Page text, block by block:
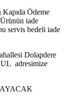
Ödeme
iade
servis bedeli iade
Dolapdere
adresimize